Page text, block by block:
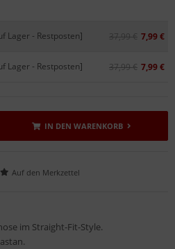
Lager - Restposten] 37,99 € 7,99 €
Lager - Restposten] 37,99 € 7,99 €
IN DEN WARENKORB
im Straight-Fit-Style.